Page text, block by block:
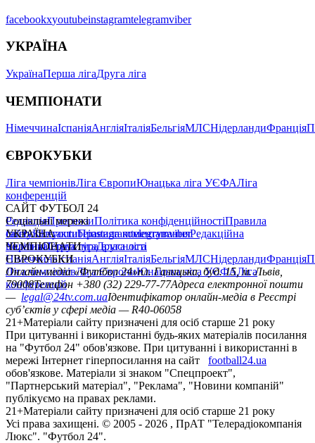
facebookxyoutubeinstagramtelegramviber
УКРАЇНА
УкраїнаПерша лігаДруга ліга
ЧЕМПІОНАТИ
НімеччинаІспаніяАнгліяІталіяБельгіяМЛСНідерландиФранція
ЄВРОКУБКИ
Ліга чемпіонівЛіга ЄвропиЮнацька ліга УЄФАЛіга
конференцій
САЙТ ФУТБОЛ 24
РедакціяПрогнозиПолітика конфіденційностіПравила
сайтуКонтактиПравила коментуванняРедакційна
політикаСтруктура власності
Соціальні мережі
facebookxyoutubeinstagramtelegramviber
УКРАЇНА
УкраїнаПерша лігаДруга ліга
ЧЕМПІОНАТИ
НімеччинаІспаніяАнгліяІталіяБельгіяМЛСНідерландиФранція
ЄВРОКУБКИ
Ліга чемпіонівЛіга ЄвропиЮнацька ліга УЄФАЛіга
конференцій
Онлайн-медіа «Футбол 24»пл. Галицька, буд. 15, м. Львів,
79008Телефон +380 (32) 229-77-77Адреса електронної пошти
— legal@24tv.com.uaІдентифікатор онлайн-медіа в Реєстрі
суб’єктів у сфері медіа — R40-06058
21+Матеріали сайту призначені для осіб старше 21 року
При цитуванні і використанні будь-яких матеріалів посилання
на "Футбол 24" обов'язкове. При цитуванні і використанні в
мережі Інтернет гіперпосилання на сайт
football24.ua
обов'язкове. Матеріали зі знаком "Спецпроект",
"Партнерський матеріал", "Реклама", "Новини компаній"
публікуємо на правах реклами.
21+Матеріали сайту призначені для осіб старше 21 року
Усi права захищенi. © 2005 - 2026 , ПрАТ "Телерадіокомпанія
Люкс". "Футбол 24".